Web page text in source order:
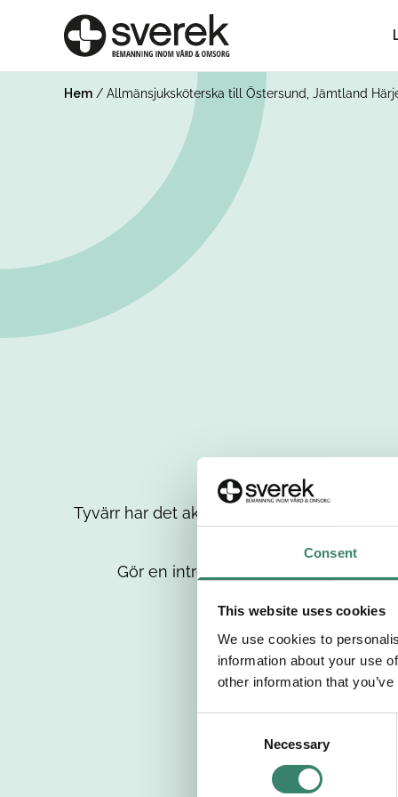
Consent
This website uses cookies
We use cookies to
information about your use
other information that
Necessary
Hem / Allmänsjuksköterska till Östersund, Jämtland
Tyvärr har det aktuella jobbet tagits bort
Gör en intresseanmälan så